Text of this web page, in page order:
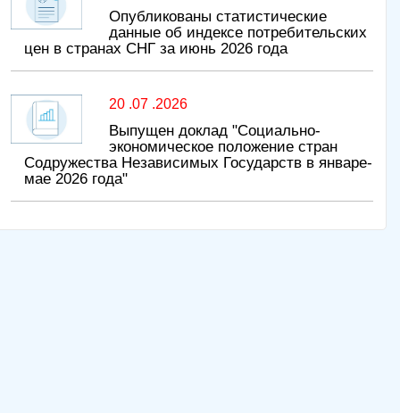
Опубликованы статистические
данные об индексе потребительских
цен в странах СНГ за июнь 2026 года
20 .07 .2026
Выпущен доклад "Социально-
экономическое положение стран
Содружества Независимых Государств в январе-
мае 2026 года"